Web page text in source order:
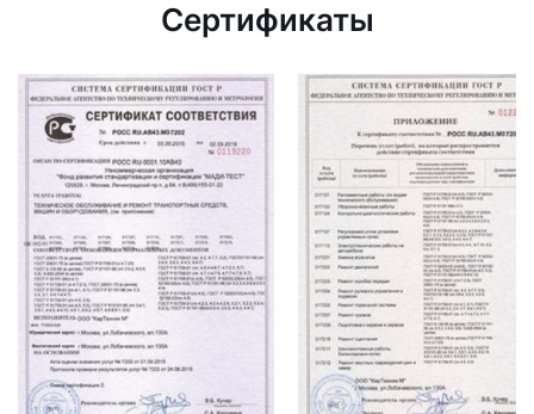
Сертификаты